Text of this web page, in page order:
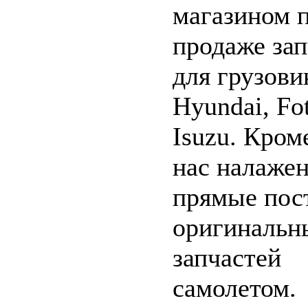
магазином
продаже
для
Hyundai,
Isuzu.
нас
прямые
запчастей
самолетом.